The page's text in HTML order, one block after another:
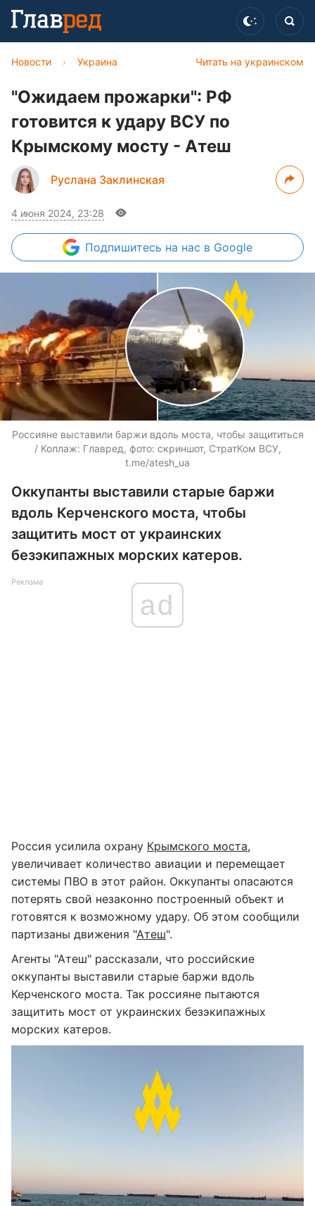
Читать на украинском
Новости › Украина
"Ожидаем прожарки": РФ
готовится к удару ВСУ по
Крымскому мосту - Атеш
Руслана Заклинская
4 июня 2024, 23:28
Подпишитесь на нас в Google
Россияне выставили баржи вдоль моста, чтобы защититься
/ Коллаж: Главред, фото: скриншот, СтратКом ВСУ,
t.me/atesh_ua
Оккупанты выставили старые баржи
вдоль Керченского моста, чтобы
защитить мост от украинских
безэкипажных морских катеров.
Реклама
ad
Россия усилила охрану Крымского моста,
увеличивает количество авиации и перемещает
системы ПВО в этот район. Оккупанты опасаются
потерять свой незаконно построенный объект и
готовятся к возможному удару. Об этом сообщили
партизаны движения "Атеш".
Агенты "Атеш" рассказали, что российские
оккупанты выставили старые баржи вдоль
Керченского моста. Так россияне пытаются
защитить мост от украинских безэкипажных
морских катеров.